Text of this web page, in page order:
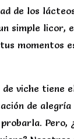
de los
simple licor,
momentos
viche tiene
de alegría
Pero,